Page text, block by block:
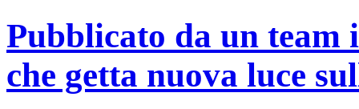
Pubblicato da un team
che getta nuova luce